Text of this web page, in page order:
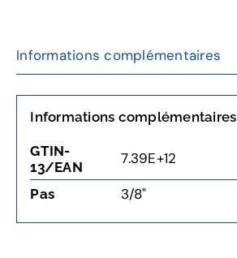
LM
Informations complémentaires
Informations complémentaires
GTIN-
13/EAN
7.39E+12
Pas 3/8"